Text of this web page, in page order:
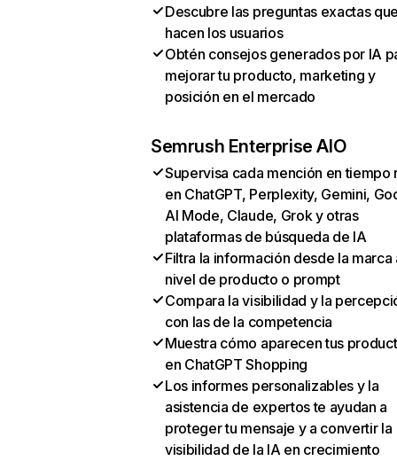
Descubre las preguntas exactas
hacen los usuarios
Obtén consejos generados por IA
mejorar tu producto, marketing y
posición en el mercado
Semrush Enterprise AIO
Supervisa cada mención en tiempo
en ChatGPT, Perplexity, Gemini,
AI Mode, Claude, Grok y otras
plataformas de búsqueda de IA
Filtra la información desde la marca
nivel de producto o prompt
Compara la visibilidad y la
con las de la competencia
Muestra cómo aparecen tus
en ChatGPT Shopping
Los informes personalizables y la
asistencia de expertos te ayudan a
proteger tu mensaje y a convertir la
visibilidad de la IA en crecimiento